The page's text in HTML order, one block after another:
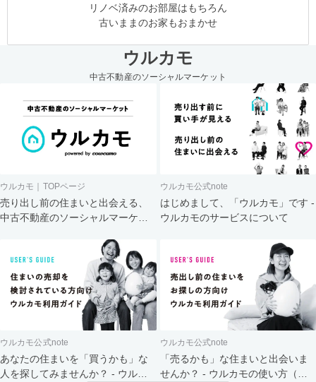
リノベ済みのお部屋はもちろん
古いままのお家もおまかせ
ウルカモ
中古不動産のソーシャルマーケット
ウルカモ｜TOPページ
売り出し前の住まいと出会える、
中古不動産のソーシャルマーケッ
ウルカモ公式note
はじめまして、「ウルカモ」です -
ウルカモのサービスについて
ウルカモ公式note
あなたの住まいを「買うかも」な
人を探してみませんか？ - ウルカ
ウルカモ公式note
「売るかも」な住まいと出会いま
せんか？ - ウルカモの使い方（買